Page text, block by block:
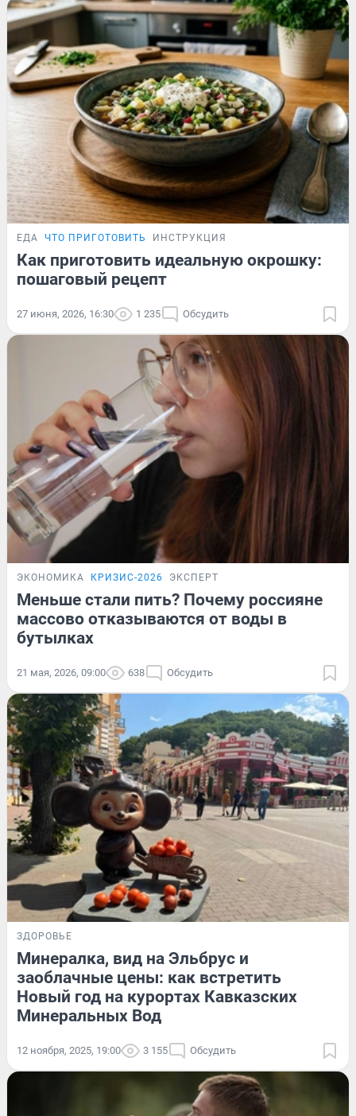
ЕДА ЧТО ПРИГОТОВИТЬ ИНСТРУКЦИЯ
Как приготовить идеальную окрошку:
пошаговый рецепт
27 июня, 2026, 16:30 1 235 Обсудить
ЭКОНОМИКА КРИЗИС-2026 ЭКСПЕРТ
Меньше стали пить? Почему россияне
массово отказываются от воды в
бутылках
21 мая, 2026, 09:00 638 Обсудить
ЗДОРОВЬЕ
Минералка, вид на Эльбрус и
заоблачные цены: как встретить
Новый год на курортах Кавказских
Минеральных Вод
12 ноября, 2025, 19:00 3 155 Обсудить